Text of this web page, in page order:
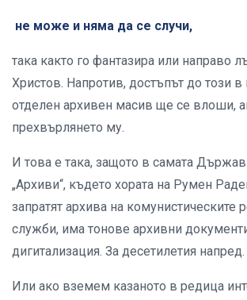
не може и няма да се случи,
така както го фантазира или направо
Христов. Напротив, достъпът до този
отделен архивен масив ще се влоши,
прехвърлянето му.
И това е така, защото в самата
„Архиви“, където хората на Румен
запратят архива на комунистическите
служби, има тонове архивни
дигитализация. За десетилетия напред.
Или ако вземем казаното в редица